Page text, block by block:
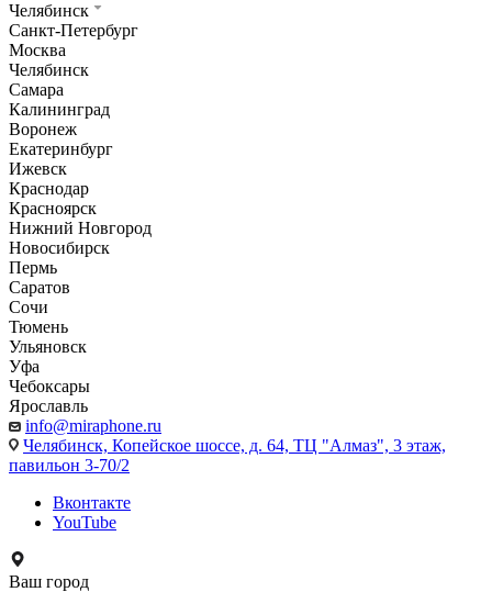
Челябинск
Санкт-Петербург
Москва
Челябинск
Самара
Калининград
Воронеж
Екатеринбург
Ижевск
Краснодар
Красноярск
Нижний Новгород
Новосибирск
Пермь
Саратов
Сочи
Тюмень
Ульяновск
Уфа
Чебоксары
Ярославль
info@miraphone.ru
Челябинск, Копейское шоссе, д. 64, ТЦ "Алмаз", 3 этаж,
павильон 3-70/2
Вконтакте
YouTube
Ваш город